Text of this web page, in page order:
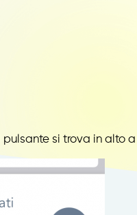
Il pulsante si trova in alto